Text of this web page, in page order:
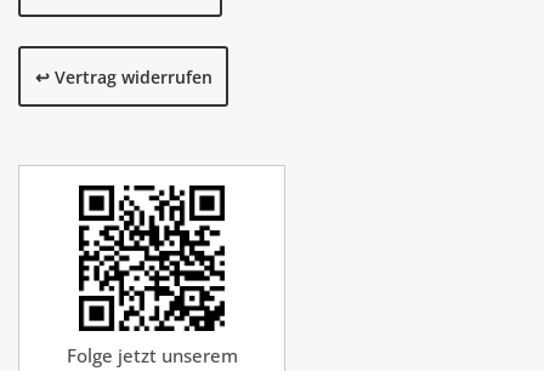
↩️ Vertrag widerrufen
Folge jetzt unserem